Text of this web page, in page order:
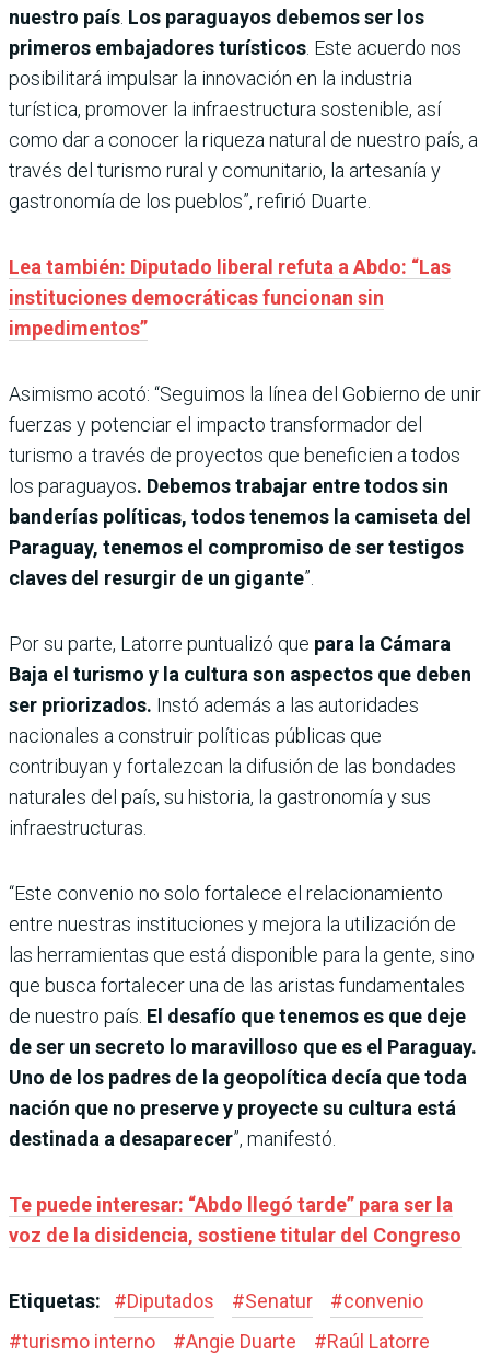
nuestro país. Los paraguayos debemos ser los
primeros embajadores turísticos. Este acuerdo nos
posibilitará impulsar la innovación en la industria
turística, promover la infraestructura sostenible, así
como dar a conocer la riqueza natural de nuestro país, a
través del turismo rural y comunitario, la artesanía y
gastronomía de los pueblos”, refirió Duarte.
Lea también: Diputado liberal refuta a Abdo: “Las
instituciones democráticas funcionan sin
impedimentos”
Asimismo acotó: “Seguimos la línea del Gobierno de unir
fuerzas y potenciar el impacto transformador del
turismo a través de proyectos que beneficien a todos
los paraguayos. Debemos trabajar entre todos sin
banderías políticas, todos tenemos la camiseta del
Paraguay, tenemos el compromiso de ser testigos
claves del resurgir de un gigante”.
Por su parte, Latorre puntualizó que para la Cámara
Baja el turismo y la cultura son aspectos que deben
ser priorizados. Instó además a las autoridades
nacionales a construir políticas públicas que
contribuyan y fortalezcan la difusión de las bondades
naturales del país, su historia, la gastronomía y sus
infraestructuras.
“Este convenio no solo fortalece el relacionamiento
entre nuestras instituciones y mejora la utilización de
las herramientas que está disponible para la gente, sino
que busca fortalecer una de las aristas fundamentales
de nuestro país. El desafío que tenemos es que deje
de ser un secreto lo maravilloso que es el Paraguay.
Uno de los padres de la geopolítica decía que toda
nación que no preserve y proyecte su cultura está
destinada a desaparecer”, manifestó.
Te puede interesar: “Abdo llegó tarde” para ser la
voz de la disidencia, sostiene titular del Congreso
Etiquetas: #Diputados #Senatur #convenio
#turismo interno #Angie Duarte #Raúl Latorre